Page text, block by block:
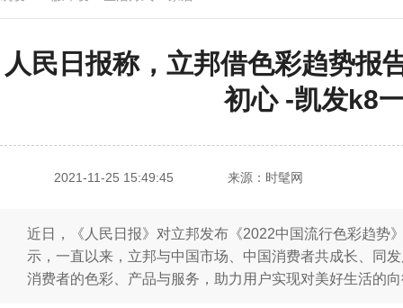
人民日报称，立邦借色彩趋势报
初心 -凯发k8
2021-11-25 15:49:45 来源：时髦网
近日，《人民日报》对立邦发布《2022中国流行色彩趋势
示，一直以来，立邦与中国市场、中国消费者共成长、同
消费者的色彩、产品与服务，助力用户实现对美好生活的